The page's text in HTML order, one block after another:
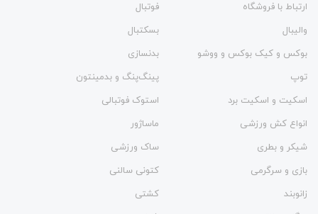
ارتباط با فروشگاه
فوتبال
والیبال
بسکتبال
بوکس و کیک بوکس و ووشو
بدنسازی
توپ
پینگ‌پنگ و بدمينتون
اسکیت و اسکیت برد
استوک فوتبالی
انواع کش ورزشی
ماساژور
شیکر و بطری
ساک ورزشی
بازی و سرگرمی
کتونی سالنی
زانوبند
کشتی